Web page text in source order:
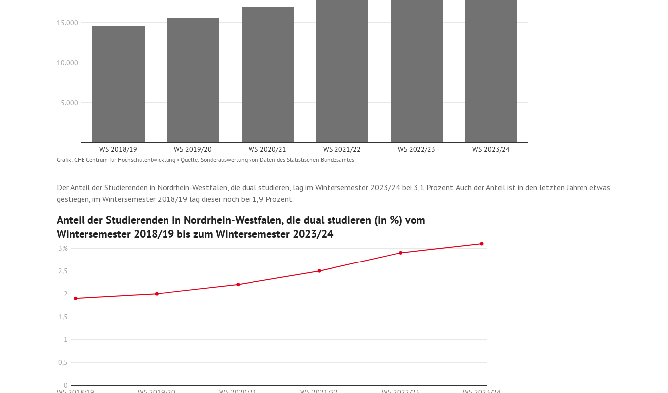
Der Anteil der Studierenden in Nordrhein-Westfalen, die dual studieren, lag im Wintersemester 2023/24 bei 3,1 Prozent. Auch der Anteil ist in den letzten Jahren etwas
gestiegen, im Wintersemester 2018/19 lag dieser noch bei 1,9 Prozent.